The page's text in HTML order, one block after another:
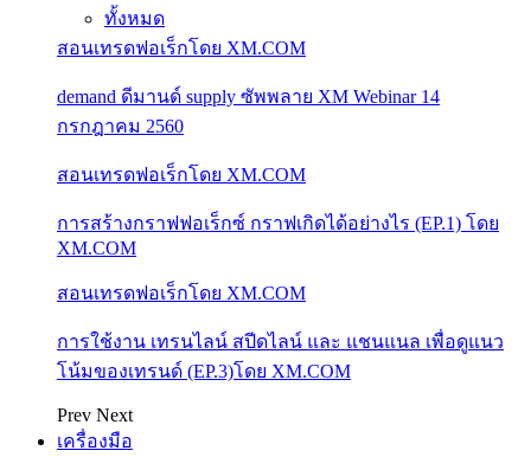
ทั้งหมด
สอนเทรดฟอเร็กโดย XM.COM
demand ดีมานด์ supply ซัพพลาย XM Webinar 14
กรกฎาคม 2560
สอนเทรดฟอเร็กโดย XM.COM
การสร้างกราฟฟอเร็กซ์ กราฟเกิดได้อย่างไร (EP.1) โดย
XM.COM
สอนเทรดฟอเร็กโดย XM.COM
การใช้งาน เทรนไลน์ สปีดไลน์ และ แชนแนล เพื่อดูแนว
โน้มของเทรนด์ (EP.3)โดย XM.COM
Prev Next
เครื่องมือ